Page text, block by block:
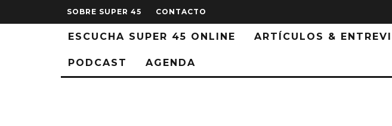
SOBRE SUPER 45 CONTACTO
ESCUCHA SUPER 45 ONLINE ARTÍCULOS &
PODCAST AGENDA